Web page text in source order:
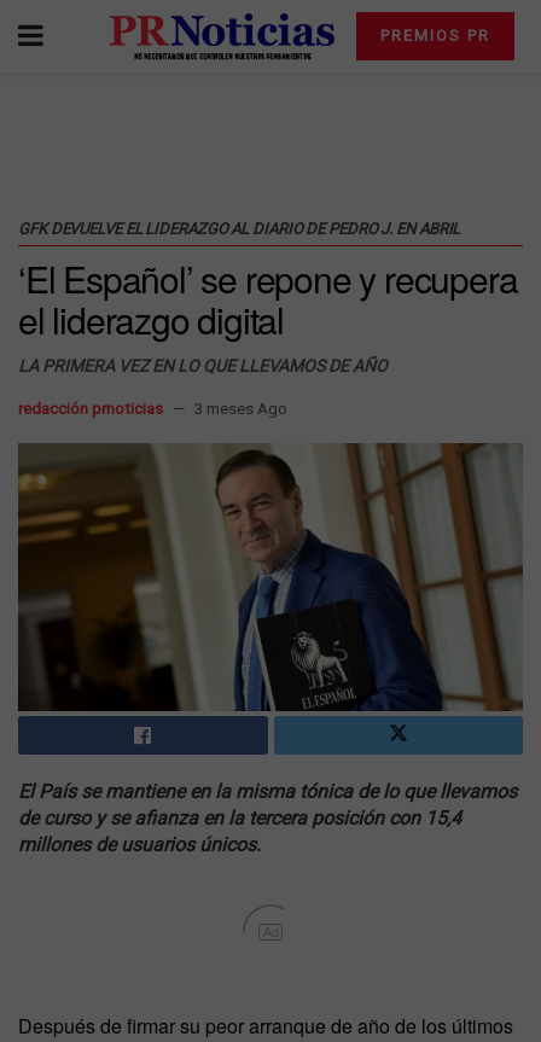
PREMIOS PR
GFK DEVUELVE EL LIDERAZGO AL DIARIO DE PEDRO J. EN ABRIL
‘El Español’ se repone y recupera
el liderazgo digital
LA PRIMERA VEZ EN LO QUE LLEVAMOS DE AÑO
redacción prnoticias 3 meses Ago
El Paísse mantiene en la misma tónica de lo que llevamos
de curso y se afianza en la tercera posición con 15,4
millones de usuarios únicos.
Ad
Después de firmar su peor arranque de año de los últimos